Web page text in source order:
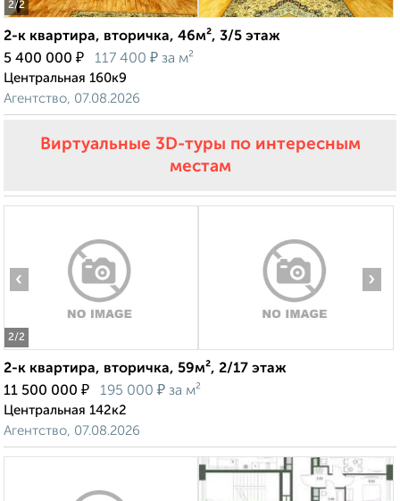
2/2
2-к квартира, вторичка, 46м², 3/5 этаж
5 400 000 ₽ 117 400 ₽ за м²
Центральная 160к9
Агентство, 07.08.2026
Виртуальные 3D-туры по интересным
местам
2/2
‹ ›
2-к квартира, вторичка, 59м², 2/17 этаж
11 500 000 ₽ 195 000 ₽ за м²
Центральная 142к2
Агентство, 07.08.2026